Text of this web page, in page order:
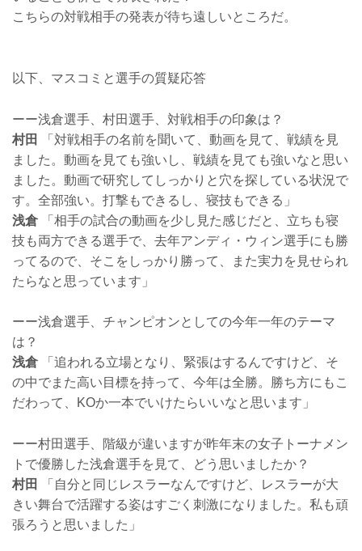
こちらの対戦相手の発表が待ち遠しいところだ。
以下、マスコミと選手の質疑応答
ーー浅倉選手、村田選手、対戦相手の印象は？
村田
「対戦相手の名前を聞いて、動画を見て、戦績を見
ました。動画を見ても強いし、戦績を見ても強いなと思い
ました。動画で研究してしっかりと穴を探している状況で
す。全部強い。打撃もできるし、寝技もできる」
浅倉
「相手の試合の動画を少し見た感じだと、立ちも寝
技も両方できる選手で、去年アンディ・ウィン選手にも勝
ってるので、そこをしっかり勝って、また実力を見せられ
たらなと思っています」
ーー浅倉選手、チャンピオンとしての今年一年のテーマ
は？
浅倉
「追われる立場となり、緊張はするんですけど、そ
の中でまた高い目標を持って、今年は全勝。勝ち方にもこ
だわって、KOか一本でいけたらいいなと思います」
ーー村田選手、階級が違いますが昨年末の女子トーナメン
トで優勝した浅倉選手を見て、どう思いましたか？
村田
「自分と同じレスラーなんですけど、レスラーが大
きい舞台で活躍する姿はすごく刺激になりました。私も頑
張ろうと思いました」